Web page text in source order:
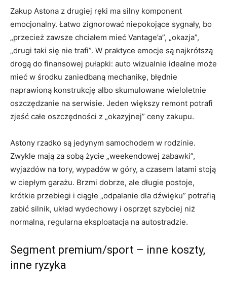
Zakup Astona z drugiej ręki ma silny komponent
emocjonalny. Łatwo zignorować niepokojące sygnały, bo
„przecież zawsze chciałem mieć Vantage’a”, „okazja”,
„drugi taki się nie trafi”. W praktyce emocje są najkrótszą
drogą do finansowej pułapki: auto wizualnie idealne może
mieć w środku zaniedbaną mechanikę, błędnie
naprawioną konstrukcję albo skumulowane wieloletnie
oszczędzanie na serwisie. Jeden większy remont potrafi
zjeść całe oszczędności z „okazyjnej” ceny zakupu.
Astony rzadko są jedynym samochodem w rodzinie.
Zwykle mają za sobą życie „weekendowej zabawki”,
wyjazdów na tory, wypadów w góry, a czasem latami stoją
w ciepłym garażu. Brzmi dobrze, ale długie postoje,
krótkie przebiegi i ciągłe „odpalanie dla dźwięku” potrafią
zabić silnik, układ wydechowy i osprzęt szybciej niż
normalna, regularna eksploatacja na autostradzie.
Segment premium/sport – inne koszty,
inne ryzyka